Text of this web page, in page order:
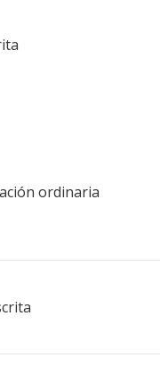
ordinaria